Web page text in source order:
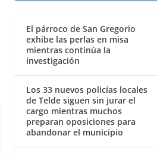
El párroco de San Gregorio
exhibe las perlas en misa
mientras continúa la
investigación
Los 33 nuevos policías locales
de Telde siguen sin jurar el
cargo mientras muchos
preparan oposiciones para
abandonar el municipio